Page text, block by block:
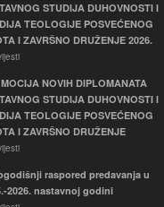
STUDIJA DUHOVNOSTI I
TEOLOGIJE POSVEĆENOG
I ZAVRŠNO DRUŽENJE 2026.
NOVIH DIPLOMANATA
STUDIJA DUHOVNOSTI I
TEOLOGIJE POSVEĆENOG
I ZAVRŠNO DRUŽENJE
raspored predavanja u
2026. nastavnoj godini